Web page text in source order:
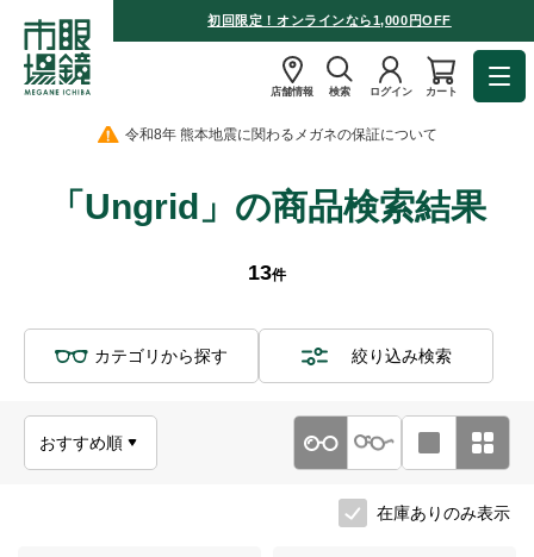
初回限定！オンラインなら1,000円OFF
店舗情報 検索 ログイン カート
令和8年 熊本地震に関わるメガネの保証について
「Ungrid」の商品検索結果
13件
カテゴリから探す 絞り込み検索
在庫ありのみ表示